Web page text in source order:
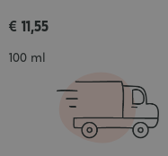
5/5
€ 11,55
Inhoud
100 ml